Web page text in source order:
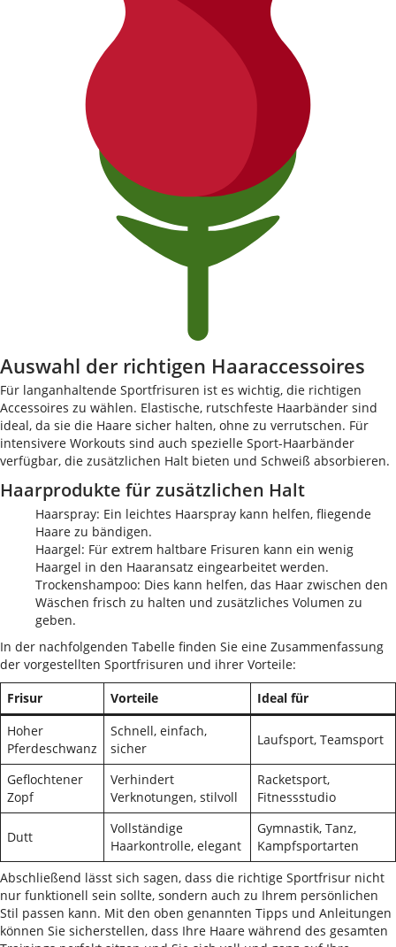
Auswahl der richtigen Haaraccessoires
Für langanhaltende Sportfrisuren ist es wichtig, die richtigen
Accessoires zu wählen. Elastische, rutschfeste Haarbänder sind
ideal, da sie die Haare sicher halten, ohne zu verrutschen. Für
intensivere Workouts sind auch spezielle Sport-Haarbänder
verfügbar, die zusätzlichen Halt bieten und Schweiß absorbieren.
Haarprodukte für zusätzlichen Halt
Haarspray: Ein leichtes Haarspray kann helfen, fliegende
Haare zu bändigen.
Haargel: Für extrem haltbare Frisuren kann ein wenig
Haargel in den Haaransatz eingearbeitet werden.
Trockenshampoo: Dies kann helfen, das Haar zwischen den
Wäschen frisch zu halten und zusätzliches Volumen zu
geben.
In der nachfolgenden Tabelle finden Sie eine Zusammenfassung
der vorgestellten Sportfrisuren und ihrer Vorteile:
Frisur
Vorteile
Ideal für
Hoher
Pferdeschwanz
Schnell, einfach,
sicher
Laufsport, Teamsport
Geflochtener
Zopf
Verhindert
Verknotungen, stilvoll
Racketsport,
Fitnessstudio
Dutt
Vollständige
Haarkontrolle, elegant
Gymnastik, Tanz,
Kampfsportarten
Abschließend lässt sich sagen, dass die richtige Sportfrisur nicht
nur funktionell sein sollte, sondern auch zu Ihrem persönlichen
Stil passen kann. Mit den oben genannten Tipps und Anleitungen
können Sie sicherstellen, dass Ihre Haare während des gesamten